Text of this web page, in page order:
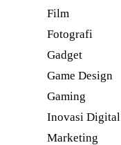
Film
Fotografi
Gadget
Game Design
Gaming
Inovasi Digital
Marketing